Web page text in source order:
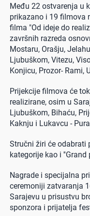
Među 22 ostvarenja u
prikazano i 19 filmova
filma "Od ideje do
završnih razreda
Mostaru, Orašju,
Ljubuškom, Vitezu,
Konjicu, Prozor- Rami,
Prijekcije filmova će
realizirane, osim u
Ljubuškom, Bihaću,
Kaknju i Lukavcu -
Stručni žiri će odabrati
kategorije kao i ''Grand
Nagrade i specijalna
ceremoniji zatvaranja
Sarajevu u prisustvu
sponzora i prijatelja